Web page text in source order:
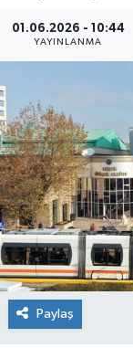
01.06.2026 - 10:44
YAYINLANMA
Paylaş
Siyaset
Spor